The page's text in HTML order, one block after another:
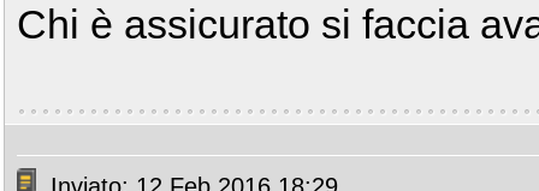
Chi è assicurato si faccia